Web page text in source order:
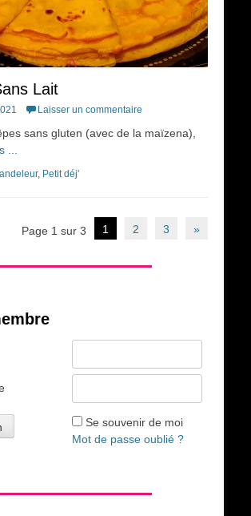
Lait
Laisser un commentaire
sans gluten (avec de la maïzena),
...
, Petit déj'
Page 1 sur 3 1 2 3 »
Se souvenir de moi
Mot de passe oublié ?